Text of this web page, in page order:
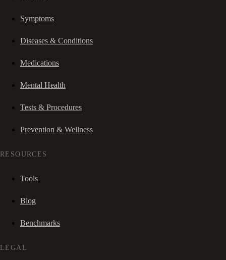
Symptoms
Diseases & Conditions
Medications
Mental Health
Tests & Procedures
Prevention & Wellness
RESOURCES
Tools
Blog
Benchmarks
LEGAL